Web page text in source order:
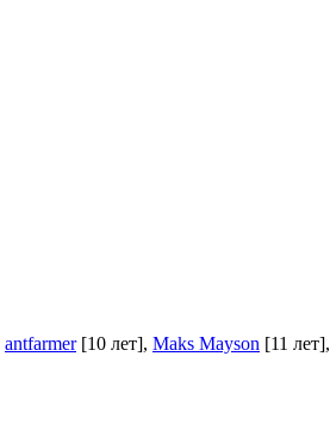
antfarmer [10 лет], Maks Mayson [11 лет],